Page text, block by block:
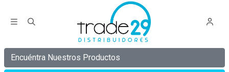
Encuéntra Nuestros Productos